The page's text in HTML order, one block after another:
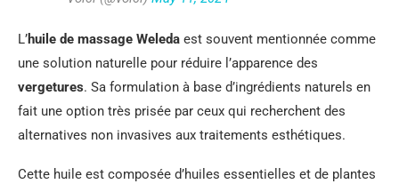
L’huile de massage Weleda est souvent mentionnée comme
une solution naturelle pour réduire l’apparence des
vergetures. Sa formulation à base d’ingrédients naturels en
fait une option très prisée par ceux qui recherchent des
alternatives non invasives aux traitements esthétiques.
Cette huile est composée d’huiles essentielles et de plantes